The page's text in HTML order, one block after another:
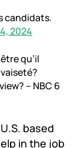
candidats.
2024
qu’il
– NBC 6
based
in the job